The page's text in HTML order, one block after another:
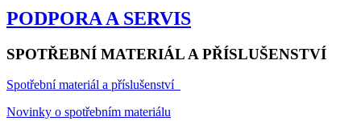
PODPORA A SERVIS
SPOTŘEBNÍ MATERIÁL A PŘÍSLUŠENSTVÍ
Spotřební materiál a příslušenství
Novinky o spotřebním materiálu